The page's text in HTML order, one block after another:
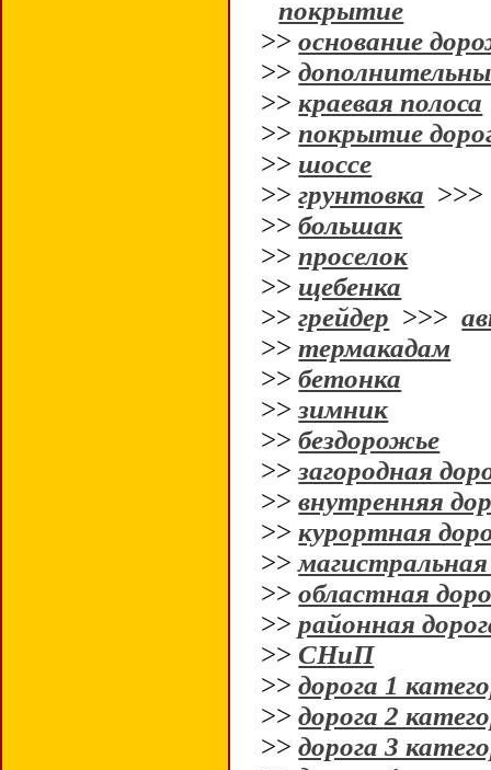
покрытие
>>основание
>>
>>краевая полоса
>>покрытие
>> шоссе
>>грунтовка
>>большак
>>проселок
>> щебенка
>>грейдер >>>
>>термакадам
>>бетонка
>>зимник
>>бездорожье
>>загородная
>>внутренняя
>>курортная
>>магистральная
>>областная
>>районная
>>СНиП
>>дорога 1
>>дорога 2
>>дорога 3